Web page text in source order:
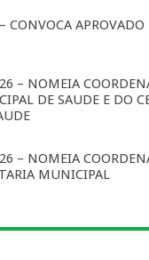
CONVOCA APROVADO
– NOMEIA
DE SAUDE E DO
– NOMEIA
MUNICIPAL